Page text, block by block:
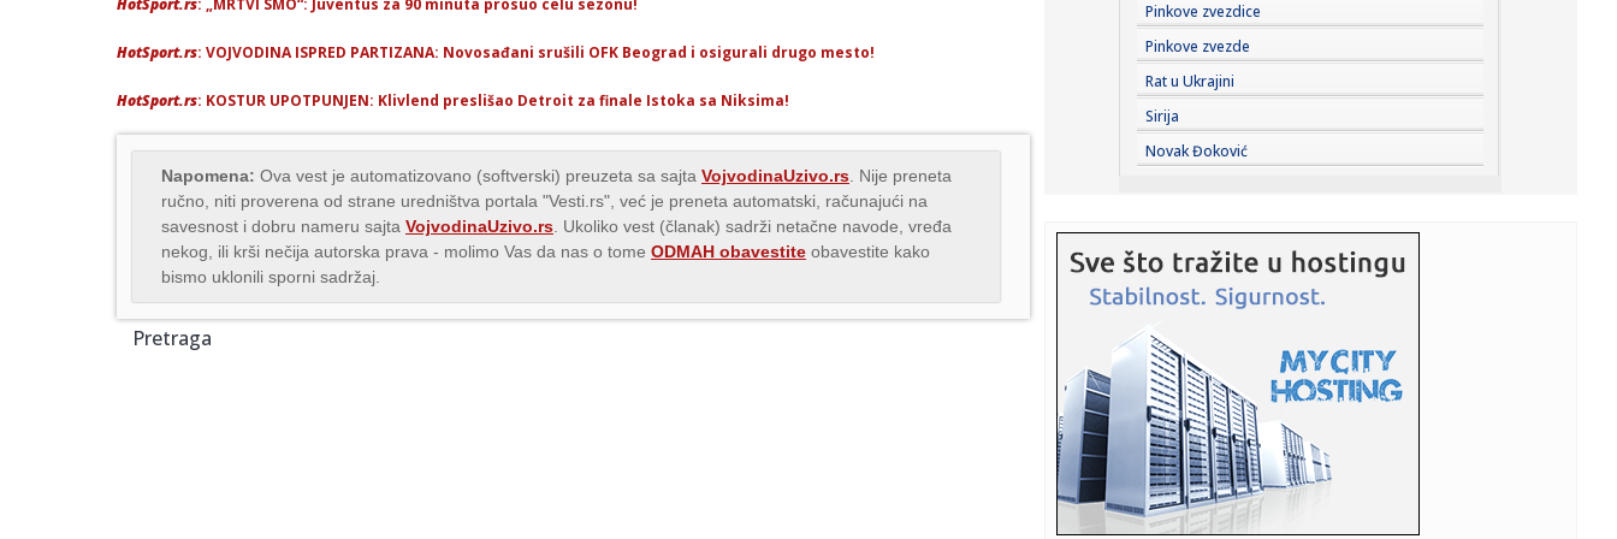
HotSport.rs: „MRTVI SMO“: Juventus za 90 minuta prosuo celu sezonu!
HotSport.rs: VOJVODINA ISPRED PARTIZANA: Novosađani srušili OFK Beograd i osigurali drugo mesto!
HotSport.rs: KOSTUR UPOTPUNJEN: Klivlend preslišao Detroit za finale Istoka sa Niksima!
Napomena: Ova vest je automatizovano (softverski) preuzeta sa sajta VojvodinaUzivo.rs . Nije preneta
ručno, niti proverena od strane uredništva portala "Vesti.rs", već je preneta automatski, računajući na
savesnost i dobru nameru sajta VojvodinaUzivo.rs . Ukoliko vest (članak) sadrži netačne navode, vređa
nekog, ili krši nečija autorska prava - molimo Vas da nas o tome ODMAH obavestite obavestite kako
bismo uklonili sporni sadržaj.
Pretraga
19:46:Airbnb nadmašio očekivanja, akcije skočile
19:45:SAD su pomogle u kupovini srpske municije za Ukrajinu –
Hil
19:44:Stižu Pazarci, ali se misli i na Hapoel: Stanković se nada
lepo...
19:41: Ekspo 2027: Dodeljeni ugovori za mehanizaciju
održavanja Ekspo l...
19:40:
19:40:Gde izaći u Beogradu? Ovo su najhot mesta za letnji
provod
19:38:Barselona otkazala gostovanje u Maroku
19:37:Ovo je Smart #2
Pinkove zvezdice
Pinkove zvezde
Rat u Ukrajini
Sirija
Novak Đoković